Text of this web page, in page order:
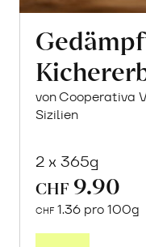
von Cooperativa
Sizilien
2 x 365g
CHF 9.90
CHF 1.36 pro 100g